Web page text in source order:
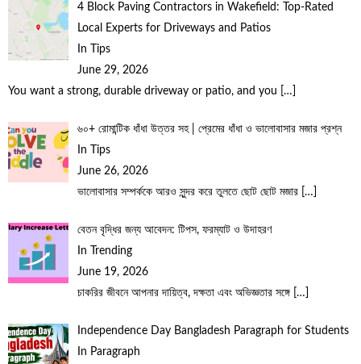
4 Block Paving Contractors in Wakefield: Top-Rated
Local Experts for Driveways and Patios
In Tips
June 29, 2026
You want a strong, durable driveway or patio, and you
[…]
৬০+ রোমান্টিক ধাঁধা উত্তর সহ | প্রেমের ধাঁধা ও ভালোবাসার মজার প্রশ্ন
In Tips
June 26, 2026
ভালোবাসার সম্পর্ককে আরও সুন্দর করে তুলতে ছোট ছোট মজার […]
বেতন বৃদ্ধির জন্য আবেদন: টিপস, ফরম্যাট ও উদাহরণ
In Trending
June 19, 2026
চাকরির জীবনে আপনার দায়িত্ব, দক্ষতা এবং অভিজ্ঞতার সঙ্গে […]
Independence Day Bangladesh Paragraph for Students
In Paragraph